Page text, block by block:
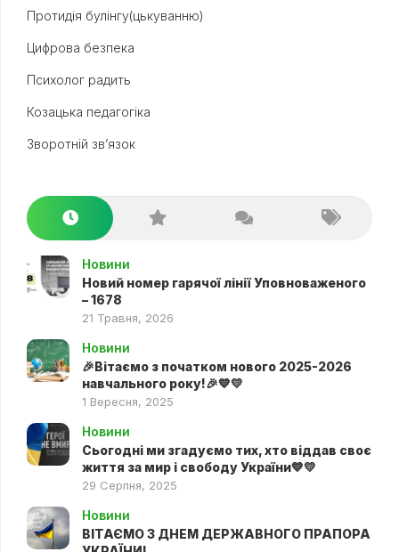
Протидія булінгу(цькуванню)
Цифрова безпека
Психолог радить
Козацька педагогіка
Зворотній зв’язок
Новини
Новий номер гарячої лінії Уповноваженого
– 1678
21 Травня, 2026
Новини
🎉Вітаємо з початком нового 2025-2026
навчального року!🎉💙💛
1 Вересня, 2025
Новини
Сьогодні ми згадуємо тих, хто віддав своє
життя за мир і свободу України💙💛
29 Серпня, 2025
Новини
ВІТАЄМО З ДНЕМ ДЕРЖАВНОГО ПРАПОРА